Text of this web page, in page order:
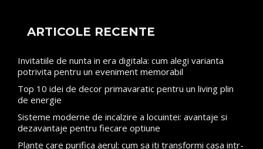
ARTICOLE RECENTE
Invitatiile de nunta in era digitala: cum alegi varianta
potrivita pentru un eveniment memorabil
Top 10 idei de decor primavaratic pentru un living plin
de energie
Sisteme moderne de incalzire a locuintei: avantaje si
dezavantaje pentru fiecare optiune
Plante care purifica aerul: cum sa iti transformi casa intr-